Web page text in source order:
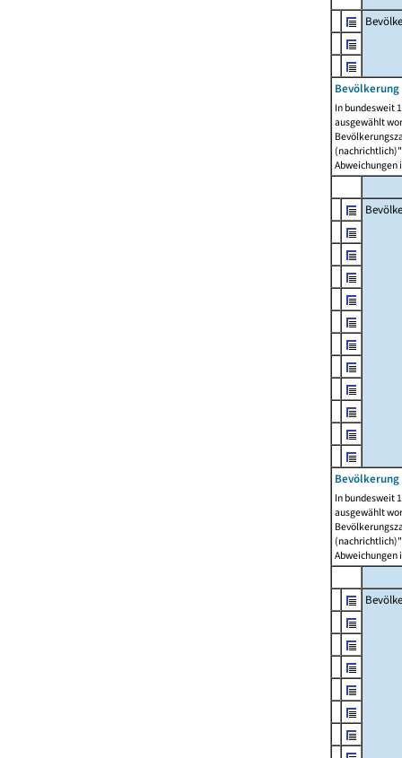
In bundesweit
ausgewählt
Abweichungen
In bundesweit
ausgewählt
Abweichungen